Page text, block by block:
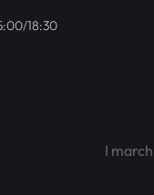
18:30
I